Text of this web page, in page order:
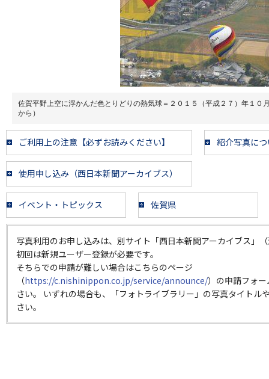
佐賀平野上空に浮かんだ色とりどりの熱気球＝２０１５（平成２７）年１０
から）
ご利用上の注意【必ずお読みください】 紹介写真に
使用申し込み（西日本新聞アーカイブス）
イベント・トピックス 佐賀県
写真利用のお申し込みは、別サイト「西日本新聞アーカイブス」
初回は新規ユーザー登録が必要です。
そちらでの申請が難しい場合はこちらのページ
（https://c.nishinippon.co.jp/service/announce/）の申請フォ
さい。 いずれの場合も、「フォトライブラリー」の写真タイトル
さい。